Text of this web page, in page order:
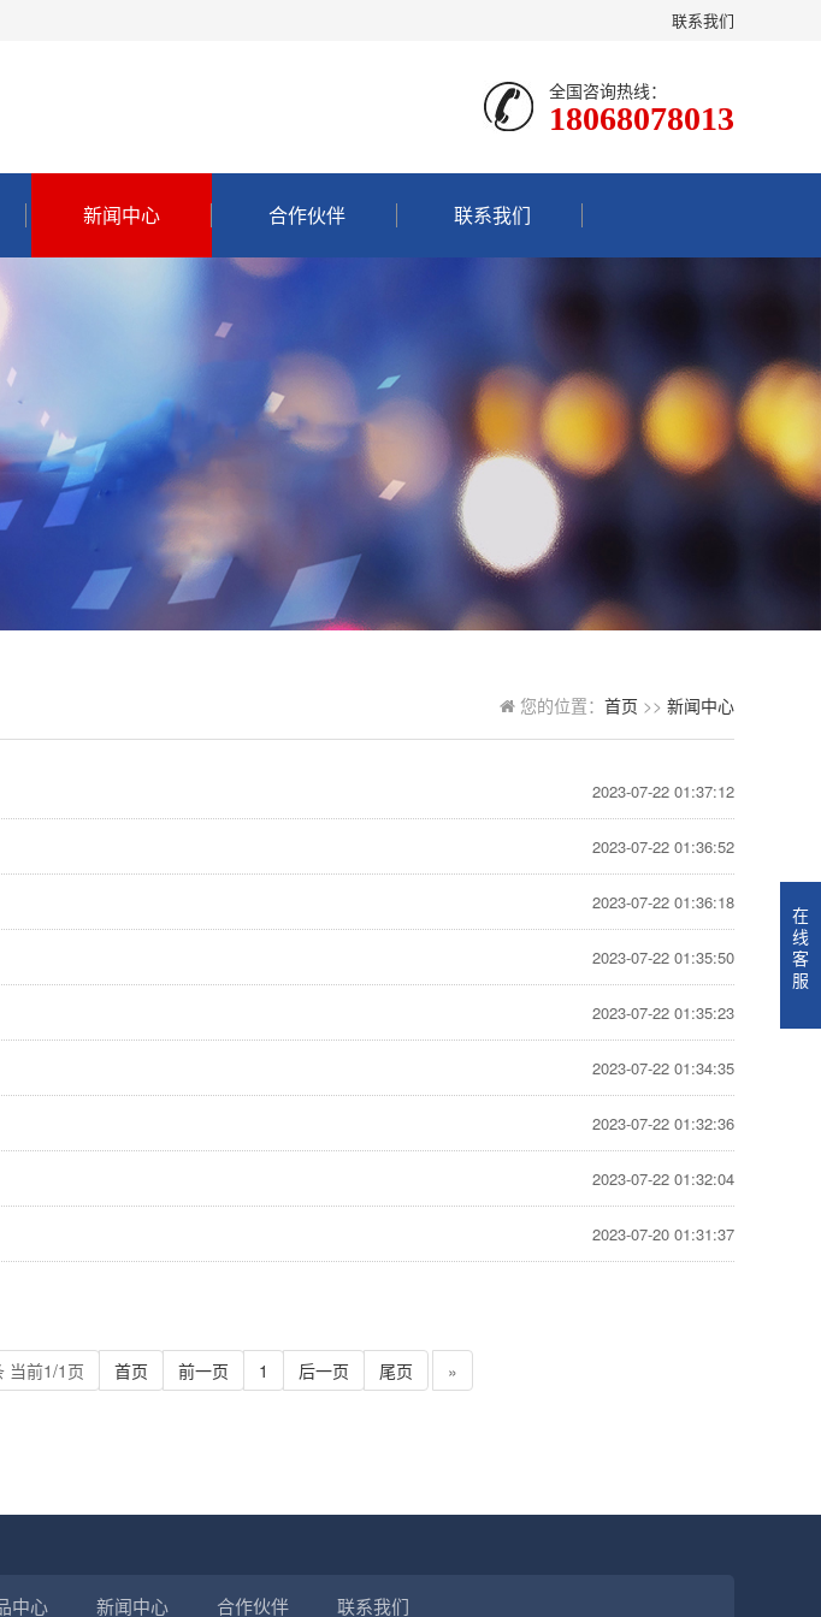
联系我们
全国咨询热线：
18068078013
新闻中心 合作伙伴 联系我们
您的位置： 首页 >> 新闻中心
2023-07-22 01:37:12
2023-07-22 01:36:52
2023-07-22 01:36:18
2023-07-22 01:35:50
2023-07-22 01:35:23
2023-07-22 01:34:35
2023-07-22 01:32:36
2023-07-22 01:32:04
2023-07-20 01:31:37
当前1/1页 首页 前一页 1 后一页 尾页 »
中心 新闻中心 合作伙伴 联系我们
在
线
客
服